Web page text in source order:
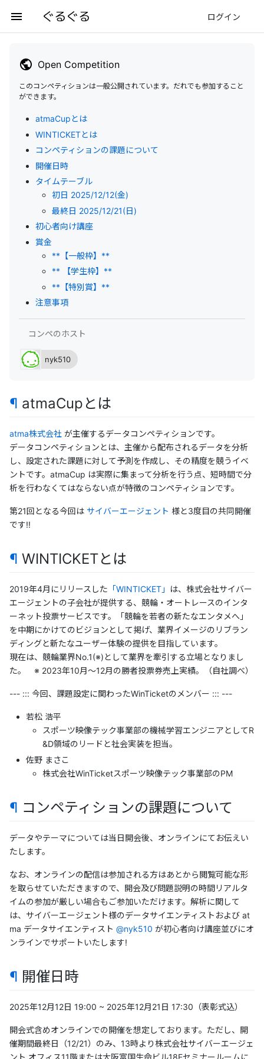
menu ぐるぐる ログイン
public Open Competition
このコンペティションは一般公開されています。だれでも参加すること
ができます。
atmaCupとは
WINTICKETとは
コンペティションの課題について
開催日時
タイムテーブル
初日 2025/12/12(金)
最終日 2025/12/21(日)
初心者向け講座
賞金
**【一般枠】**
** 【学生枠】**
**【特別賞】**
注意事項
コンペのホスト
nyk510
¶ atmaCupとは
atma株式会社 が主催するデータコンペティションです。
データコンペティションとは、主催から配布されるデータを分析
し、設定された課題に対して予測を作成し、その精度を競うイベ
ントです。atmaCup は実際に集まって分析を行う点、短時間で分
析を行わなくてはならない点が特徴のコンペティションです。
第21回となる今回は サイバーエージェント 様と3度目の共同開催
です!!
¶ WINTICKETとは
2019年4月にリリースした 「WINTICKET」
は、株式会社サイバー
エージェントの子会社が提供する、競輪・オートレースのインタ
ーネット投票サービスです。「競輪を若者の新たなエンタメへ」
を中期にかけてのビジョンとして掲げ、業界イメージのリブラン
ディングと新たなユーザー体験の提供を目指しています。
現在は、競輪業界No.1(※)として業界を牽引する立場となりまし
た。 ※ 2023年10月～12月の勝者投票券売上実績。（自社調べ）
--- ::: 今回、課題設定に関わったWinTicketのメンバー ::: ---
若松 浩平
スポーツ映像テック事業部の機械学習エンジニアとしてR
&D領域のリードと社会実装を担当。
佐野 まさこ
株式会社WinTicketスポーツ映像テック事業部のPM
¶ コンペティションの課題について
データやテーマについては当日開会後、オンラインにてお伝えい
たします。
なお、オンラインの配信は参加される方はあとから閲覧可能な形
を取らせていただきますので、開会及び問題説明の時間リアルタ
イムの参加が厳しい場合もご参加いただけます。解析に関して
は、サイバーエージェント様のデータサイエンティストおよび at
ma データサイエンティスト @nyk510 が初心者向け講座並びにオ
ンラインでサポートいたします!
¶ 開催日時
2025年12月12日 19:00 ~ 2025年12月21日 17:30（表彰式込）
開会式含めオンラインでの開催を想定しております。ただし、開
催期間最終日（12/21）のみ、13時より株式会社サイバーエージェ